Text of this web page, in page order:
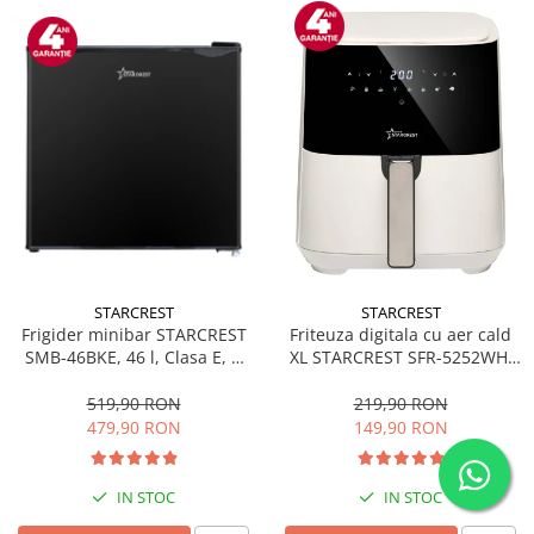
STARCREST
Frigider minibar STARCREST
SMB-46BKE, 46 l, Clasa E, H
519,90 RON
479,90 RON
IN STOC
STARCREST
Friteuza digitala cu aer cald
XL STARCREST SFR-5252WH,
200 °C, 8 programe
predefinite, Alb
219,90 RON
149,90 RON
IN STOC